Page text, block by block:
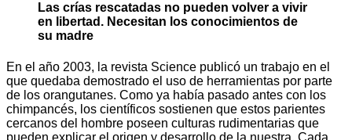
Las crías rescatadas no pueden volver a vivir
en libertad. Necesitan los conocimientos de
su madre
En el año 2003, la revista Science publicó un trabajo en el
que quedaba demostrado el uso de herramientas por parte
de los orangutanes. Como ya había pasado antes con los
chimpancés, los científicos sostienen que estos parientes
cercanos del hombre poseen culturas rudimentarias que
pueden explicar el origen y desarrollo de la nuestra. Cada